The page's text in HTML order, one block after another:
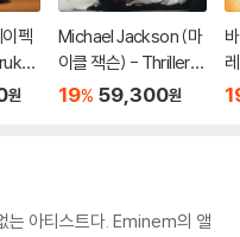
펙
원
Michael Jackson (마
이클 잭슨) - Thriller
[레드 앤 블랙 마블 LP]
19% 59,300원
아티스트다. Eminem의 앨